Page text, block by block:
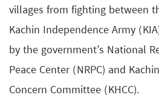
villages from fighting between
Kachin Independence Army
by the government’s National
Peace Center (NRPC) and
Concern Committee (KHCC).